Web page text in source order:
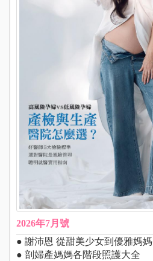
2026年7月號
● 謝沛恩 從甜美少女到優雅媽媽
● 剖婦產媽媽各階段照護大全